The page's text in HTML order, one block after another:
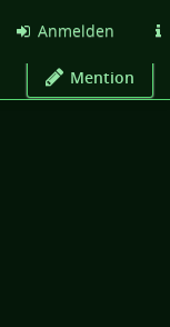
Anmelden
Mention